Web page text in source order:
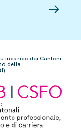
incarico dei Cantoni
della